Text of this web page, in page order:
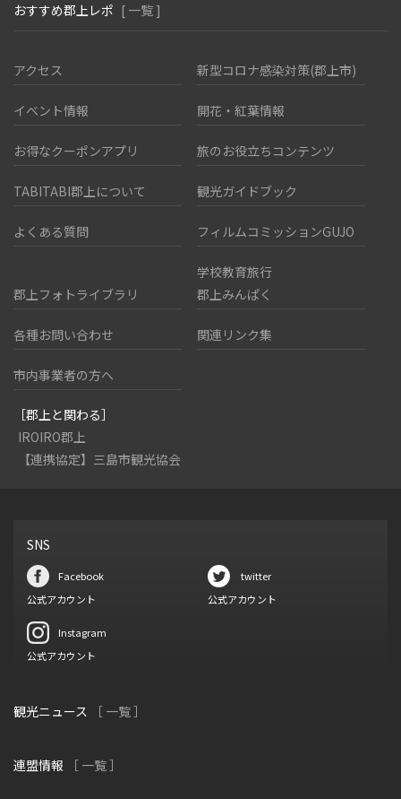
おすすめ郡上レポ [ 一覧 ]
アクセス 新型コロナ感染対策(郡上市)
イベント情報 開花・紅葉情報
お得なクーポンアプリ 旅のお役立ちコンテンツ
TABITABI郡上について 観光ガイドブック
よくある質問 フィルムコミッションGUJO
郡上フォトライブラリ
学校教育旅行
郡上みんぱく
各種お問い合わせ 関連リンク集
市内事業者の方へ
［郡上と関わる］
IROIRO郡上
【連携協定】三島市観光協会
SNS
Facebook
公式アカウント
twitter
公式アカウント
Instagram
公式アカウント
観光ニュース ［ 一覧 ］
連盟情報 ［ 一覧 ］